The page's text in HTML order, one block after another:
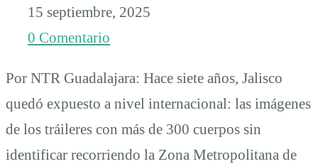
15 septiembre, 2025
0 Comentario
Por NTR Guadalajara: Hace siete años, Jalisco
quedó expuesto a nivel internacional: las imágenes
de los tráileres con más de 300 cuerpos sin
identificar recorriendo la Zona Metropolitana de